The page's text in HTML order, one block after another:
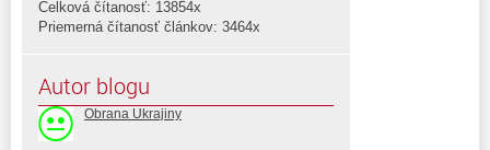
Celková čítanosť: 13854x
Priemerná čítanosť článkov: 3464x
Autor blogu
Obrana Ukrajiny